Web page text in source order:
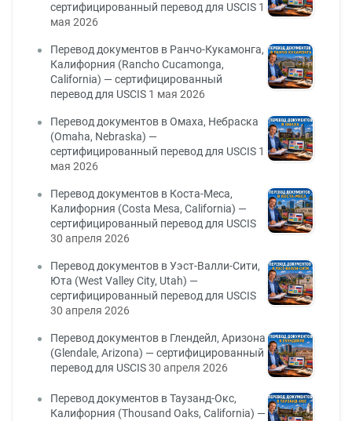
сертифицированный перевод для USCIS 1
мая 2026
Перевод документов в Ранчо-Кукамонга,
Калифорния (Rancho Cucamonga,
California) — сертифицированный
перевод для USCIS 1 мая 2026
Перевод документов в Омаха, Небраска
(Omaha, Nebraska) —
сертифицированный перевод для USCIS 1
мая 2026
Перевод документов в Коста-Меса,
Калифорния (Costa Mesa, California) —
сертифицированный перевод для USCIS
30 апреля 2026
Перевод документов в Уэст-Валли-Сити,
Юта (West Valley City, Utah) —
сертифицированный перевод для USCIS
30 апреля 2026
Перевод документов в Глендейл, Аризона
(Glendale, Arizona) — сертифицированный
перевод для USCIS30 апреля 2026
Перевод документов в Таузанд-Окс,
Калифорния (Thousand Oaks, California) —